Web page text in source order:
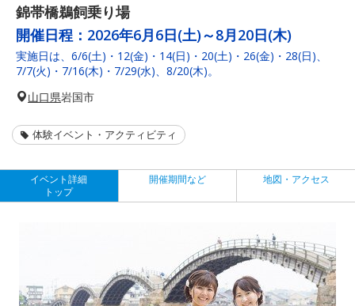
錦帯橋鵜飼乗り場
開催日程： 2026年6月6日(土)～8月20日(木)
実施日は、6/6(土)・12(金)・14(日)・20(土)・26(金)・28(日)、
7/7(火)・7/16(木)・7/29(水)、8/20(木)。
山口県岩国市
体験イベント・アクティビティ
イベント詳細
トップ
開催期間など 地図・アクセス